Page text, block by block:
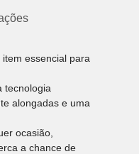
essencial para
tecnologia
alongadas e uma
ocasião,
a chance de